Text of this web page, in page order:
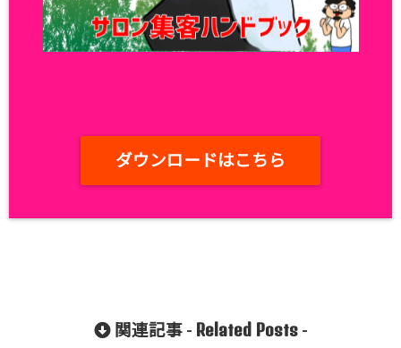
ダウンロードはこちら
関連記事 - Related Posts-